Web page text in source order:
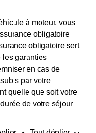
à moteur, vous
obligatoire
obligatoire sert
les garanties
en cas de
par votre
quelle que soit votre
de votre séjour